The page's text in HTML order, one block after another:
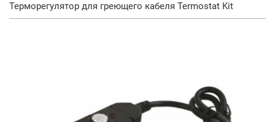
Терморегулятор для греющего кабеля Termostat Kit